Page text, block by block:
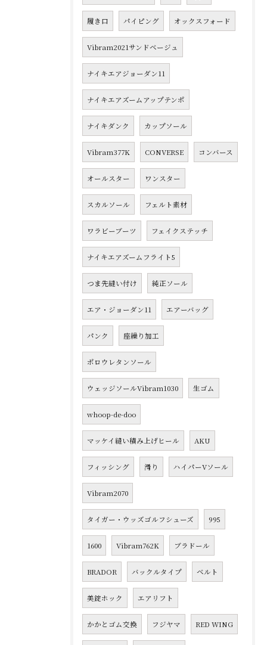
履き口 パイピング オックスフォード
Vibram2021サンドベージュ
ナイキエアジョーダン11
ナイキエアズームアップテンポ
ナイキダンク カップソール
Vibram377K CONVERSE コンバース
オールスター ワンスター
スカルソール フェルト素材
ワラビーブーツ フェイクステッチ
ナイキエアズームフライト5
つま先縫い付け 純正ソール
エア・ジョーダン11 エアーバッグ
パンク 座繰り加工
ポロウレタンソール
ウェッジソールVibram1030 生ゴム
whoop-de-doo
マッケイ縫い積み上げヒール AKU
フィッシング 滑り ハイパーVソール
Vibram2070
タイガー・ウッズゴルフシューズ 995
1600 Vibram762K ブラドール
BRADOR バックルタイプ ベルト
美錠ホック エアリフト
かかとゴム交換 フジヤマ RED WING